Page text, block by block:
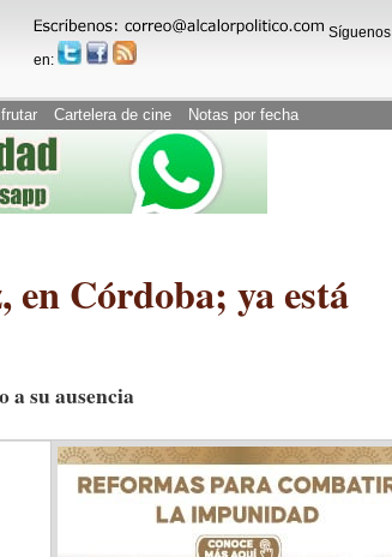
Síguenos
en:
Cartelera de cine Notas por fecha
Córdoba; ya está
a su ausencia